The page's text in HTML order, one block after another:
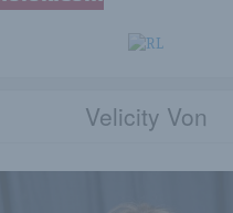
Velicity Von